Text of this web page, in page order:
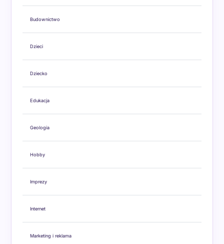
Budownictwo
Dzieci
Dziecko
Edukacja
Geologia
Hobby
Imprezy
Internet
Marketing i reklama